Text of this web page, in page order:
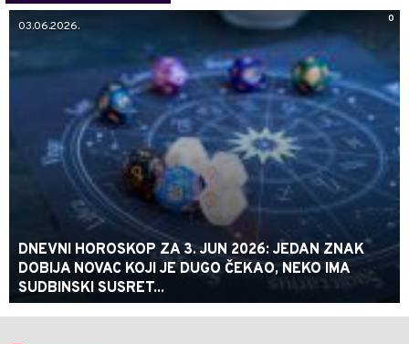
0
03.06.2026.
DNEVNI HOROSKOP ZA 3. JUN 2026: JEDAN ZNAK
DOBIJA NOVAC KOJI JE DUGO ČEKAO, NEKO IMA
SUDBINSKI SUSRET...